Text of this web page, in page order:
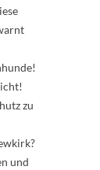
zu
und